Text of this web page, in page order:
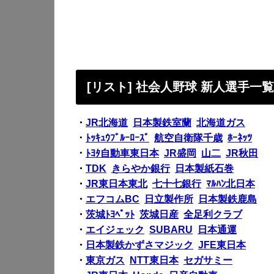
[リスト] 社会人野球 新人選手一覧
・ JR北海道 日本製鉄室蘭 北海道ガス
・ ﾄｯｷｭｳﾌﾞﾙｰﾛｰｽﾞ 航空自衛隊千歳 ﾎｰﾈｯﾂ
・ ﾄﾖﾀ自動車東日本 JR盛岡 山二 JR秋田
・ TDK きらやか銀行
日本製紙石巻
・ JR東日本東北 七十七銀行 ﾏﾙﾊﾝ北日本
・ エフコムBC 日立製作所
日本製鉄鹿島
・ 茨城ﾄﾖﾍﾟｯﾄ 茨城日産 全足利クラブ
・ エイジェック SUBARU
日本通運
・ 日本製鉄かずさマジック JFE東日本
・ 東京ガス NTT東日本 セガサミー